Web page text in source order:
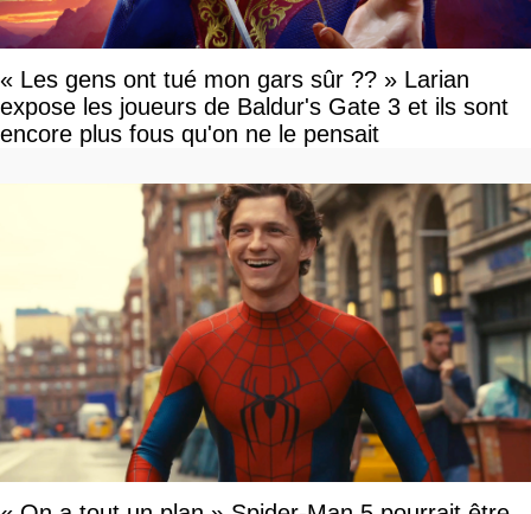
« Les gens ont tué mon gars sûr ?? » Larian
expose les joueurs de Baldur's Gate 3 et ils sont
encore plus fous qu'on ne le pensait